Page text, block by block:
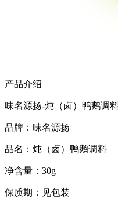
产品介绍
味名源扬-炖（卤）鸭鹅调
品牌：味名源扬
品名：炖（卤）鸭鹅调料
净含量：30g
保质期：见包装